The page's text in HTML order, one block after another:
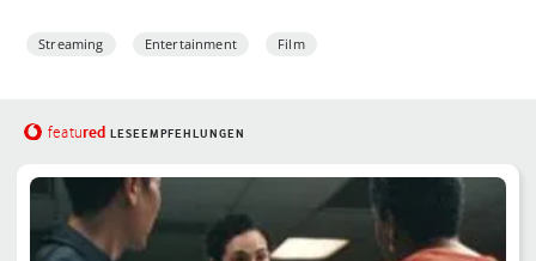
Streaming Entertainment Film
featured LESEEMPFEHLUNGEN